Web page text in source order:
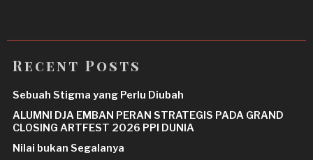
Recent Posts
Sebuah Stigma yang Perlu Diubah
ALUMNI DJA EMBAN PERAN STRATEGIS PADA GRAND
CLOSING ARTFEST 2026 PPI DUNIA
Nilai bukan Segalanya